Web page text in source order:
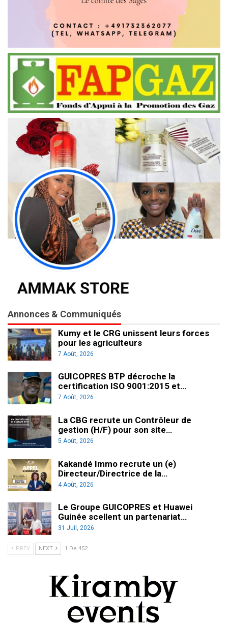
Annonces & Communiqués
Kumy et le CRG unissent leurs forces
pour les agriculteurs
7 Août, 2026
GUICOPRES BTP décroche la
certification ISO 9001:2015 et…
7 Août, 2026
La CBG recrute un Contrôleur de
gestion (H/F) pour son site…
5 Août, 2026
Kakandé Immo recrute un (e)
Directeur/Directrice de la…
4 Août, 2026
Le Groupe GUICOPRES et Huawei
Guinée scellent un partenariat…
31 Juil, 2026
PREV NEXT 1 De 452